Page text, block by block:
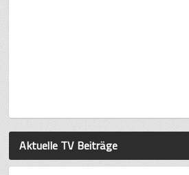
Aktuelle TV Beiträge